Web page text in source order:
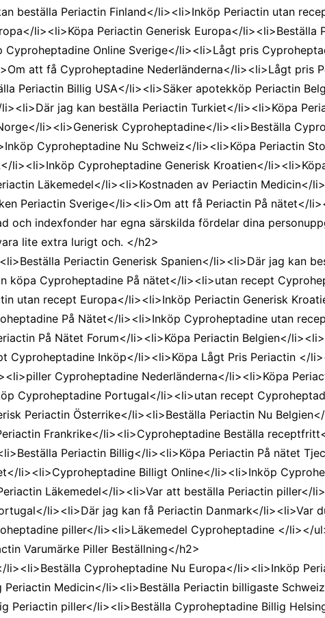
beställa Periactin Finland</li><li>Inköp Periactin utan
li><li>Köpa Periactin Generisk Europa</li><li>Beställa
Cyproheptadine Online Sverige</li><li>Lågt pris
att få Cyproheptadine Nederländerna</li><li>Lågt pris
Periactin Billig USA</li><li>Säker apotekköp Periactin
jag kan beställa Periactin Turkiet</li><li>Köpa
li><li>Generisk Cyproheptadine</li><li>Beställa
Cyproheptadine Nu Schweiz</li><li>Köpa Periactin
li><li>Inköp Cyproheptadine Generisk Kroatien</
Läkemedel</li><li>Kostnaden av Periactin Medicin</
Periactin Sverige</li><li>Om att få Periactin På nätet</
och indexfonder har egna särskilda fördelar dina
lite extra lurigt och. </h2>
Periactin Generisk Spanien</li><li>Där jag kan
köpa Cyproheptadine På nätet</li><li>utan recept
utan recept Europa</li><li>Inköp Periactin Generisk
På Nätet</li><li>Inköp Cyproheptadine utan
På Nätet Forum</li><li>Köpa Periactin Belgien</
Cyproheptadine Inköp</li><li>Köpa Lågt Pris Periactin </
Cyproheptadine Nederländerna</li><li>Köpa
Cyproheptadine Portugal</li><li>utan recept
Periactin Österrike</li><li>Beställa Periactin Nu
Frankrike</li><li>Cyproheptadine Beställa
Periactin Billig</li><li>Köpa Periactin På nätet
li><li>Cyproheptadine Billigt Online</li><li>Inköp
Läkemedel</li><li>Var att beställa Periactin piller</
li><li>Där jag kan få Periactin Danmark</li><li>Var
piller</li><li>Läkemedel Cyproheptadine </li></
Varumärke Piller Beställning</h2>
Cyproheptadine Nu Europa</li><li>Inköp
Medicin</li><li>Beställa Periactin billigaste
Periactin piller</li><li>Beställa Cyproheptadine Billig